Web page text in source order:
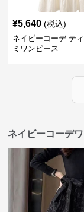
¥5,640 (税込)
ネイビーコーデ テ
ミワンピース
ネイビーコーデ